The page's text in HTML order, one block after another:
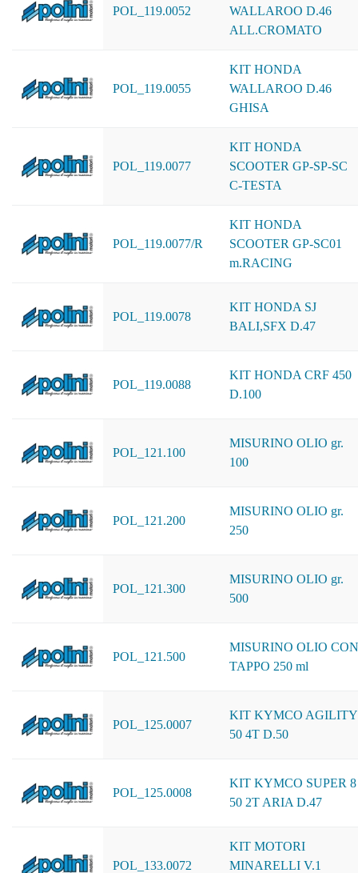
POL_119.0052
WALLAROO D.46
ALL.CROMATO
POL_119.0055
KIT HONDA
WALLAROO D.46
GHISA
POL_119.0077
KIT HONDA
SCOOTER GP-SP-SC
C-TESTA
POL_119.0077/R
KIT HONDA
SCOOTER GP-SC01
m.RACING
POL_119.0078
KIT HONDA SJ
BALI,SFX D.47
POL_119.0088
KIT HONDA CRF 450
D.100
POL_121.100
MISURINO OLIO gr.
100
POL_121.200
MISURINO OLIO gr.
250
POL_121.300
MISURINO OLIO gr.
500
POL_121.500
MISURINO OLIO CON
TAPPO 250 ml
POL_125.0007
KIT KYMCO AGILITY
50 4T D.50
POL_125.0008
KIT KYMCO SUPER 8
50 2T ARIA D.47
POL_133.0072
KIT MOTORI
MINARELLI V.1